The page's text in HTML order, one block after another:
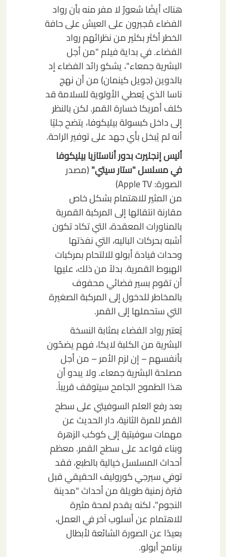
هناك أيضًا شعورٌ لا مفر منه بأن رواد
الفضاء مُجبرون على العيش على حافة
الخطر أكثر بكثير من نظرائهم رواد
الفضاء. في بداية فيلم "من أجل
البشرية جمعاء"، يشكو رائد الفضاء إد
بالدوين (جويل كينمان) من أن نهج
ناسا الذي يُعطي الأولوية للسلامة قد
كلف أمريكا خسارة القمر. لكن بالنظر
إلى داخل كبسولة بيليكوفا، يتضح جليًا
أنه لم يُبخل بأي جهد على توفير الراحة.
أليس إنجليرت بدور أناستازيا بيليكوفا
في مسلسل "ستار سيتي"(مصدر
الصورة: Apple TV)
من المثير للاهتمام بشكل خاص
مقارنة انتقالها إلى المركبة القمرية
بالمناورات المعقدة، التي تكاد تكون
أشبه بحركات الباليه، التي نفذتها
وحدات قيادة أبولو للالتحام بمركبات
الهبوط القمرية. بدلاً من ذلك، عليها
أن تقوم بسير فضائي محفوف
بالمخاطر للدخول إلى المركبة الصغيرة
التي ستحملها إلى القمر.
يُعتبر رواد الفضاء بمثابة النسخة
البشرية من الكلبة لايكا، فهم يضحّون
بأنفسهم – إن لزم الأمر – من أجل
مصلحة البشرية جمعاء. ولا يبدو أن
هذا الطموح الجامح سيتوقف قريباً.
بعد رفع العلم السوفيتي على سطح
القمر للمرة الثانية، دار الحديث عن
مهمات سوفيتية إلى كوكب الزهرة
وبناء قواعد على سطح القمر. معظم
أحداث المسلسل خيالية بالطبع، فقد
توفي سيرجي كوروليف الحقيقي قبل
فترة زمنية طويلة من أحداث "مدينة
النجوم"، لكنه يقدم لمحة مثيرة
للاهتمام عن أسلوب آخر في العمل،
بعيدًا عن الصورة الشائعة لأبطال
برنامج أبولو.